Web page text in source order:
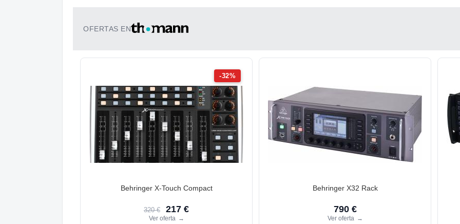
OFERTAS EN
-32%
Behringer X-Touch Compact
320 € 217 €
Ver oferta →
Behringer X32 Rack
790 €
Ver oferta →